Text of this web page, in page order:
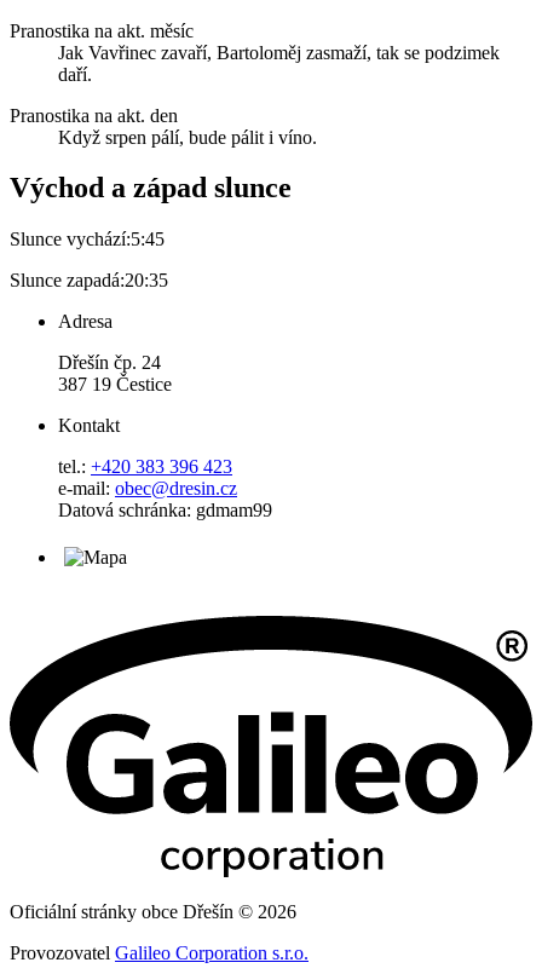
Pranostika na akt. měsíc
Jak Vavřinec zavaří, Bartoloměj zasmaží, tak se podzimek
daří.
Pranostika na akt. den
Když srpen pálí, bude pálit i víno.
Východ a západ slunce
Slunce vychází:5:45
Slunce zapadá:20:35
Adresa
Dřešín čp. 24
387 19 Čestice
Kontakt
tel.: +420 383 396 423
e-mail: obec@dresin.cz
Datová schránka: gdmam99
Oficiální stránky obce Dřešín © 2026
Provozovatel Galileo Corporation s.r.o.